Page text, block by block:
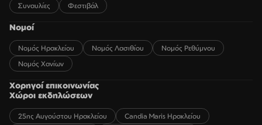
Συναυλίες
Φεστιβάλ
Νομοί
Νομός Ηρακλείου Νομός Λασιθίου
Νομός Ρεθύμνου
Νομός Χανίων
Χορηγοί επικοινωνίας
Χώροι εκδηλώσεων
25ης Αυγούστου Ηρακλείου
Candia Maris Ηρακλείου